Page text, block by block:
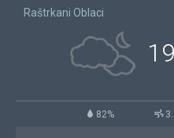
Raštrkani Oblaci
82%